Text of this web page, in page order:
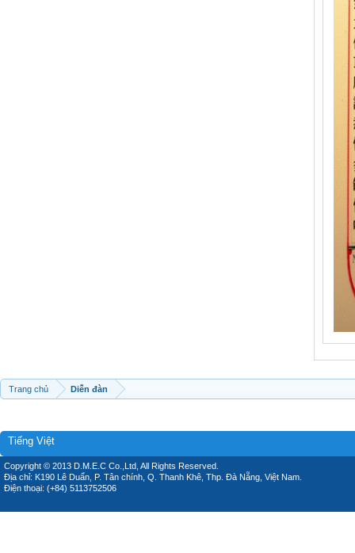
Trang chủ Diễn đàn
Tiếng Việt
Copyright © 2013 D.M.E.C Co.,Ltd, All Rights Reserved.
Địa chỉ: K190 Lê Duẩn, P. Tân chính, Q. Thanh Khê, Thp. Đà Nẵng, Việt Nam.
Điện thoại: (+84) 5113752506